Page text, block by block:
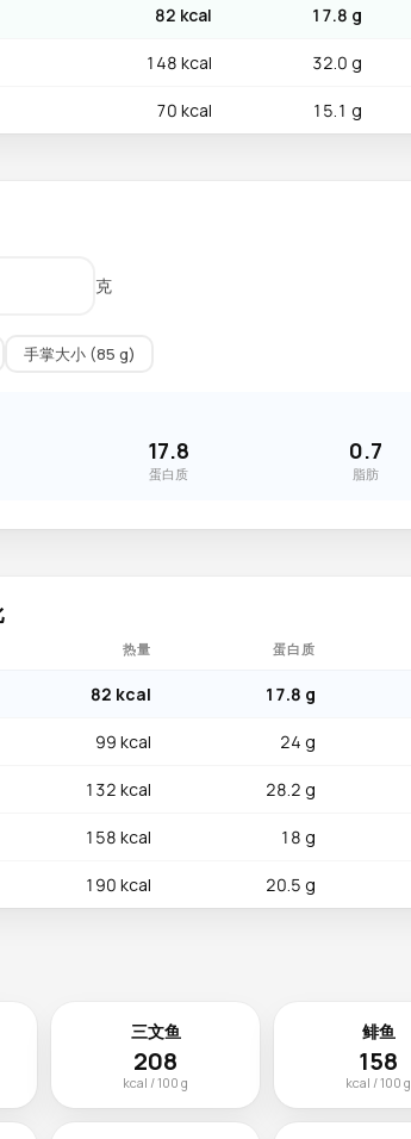
82 kcal 17.8 g
148 kcal 32.0 g
70 kcal 15.1 g
克
手掌大小 (85 g)
17.8
蛋白质
0.7
脂肪
热量 蛋白质
82 kcal 17.8 g
99 kcal 24 g
132 kcal 28.2 g
158 kcal 18 g
190 kcal 20.5 g
三文鱼
208
kcal / 100 g
鲱鱼
158
kcal / 100 g